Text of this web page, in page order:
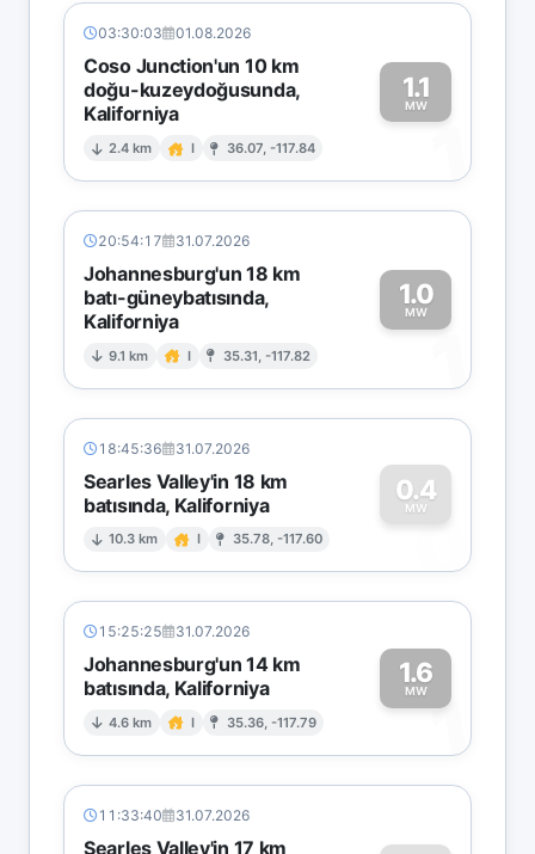
03:30:03 01.08.2026
Coso Junction'un 10 km
doğu-kuzeydoğusunda,
Kaliforniya
2.4 km I 36.07, -117.84
1.1
MW
1
20:54:17 31.07.2026
Johannesburg'un 18 km
batı-güneybatısında,
Kaliforniya
9.1 km I 35.31, -117.82
1.0
MW
1
18:45:36 31.07.2026
Searles Valley'in 18 km
batısında, Kaliforniya
10.3 km I 35.78, -117.60
0.4
MW
0
15:25:25 31.07.2026
Johannesburg'un 14 km
batısında, Kaliforniya
4.6 km I 35.36, -117.79
1.6
MW1
11:33:40 31.07.2026
Searles Valley'in 17 km